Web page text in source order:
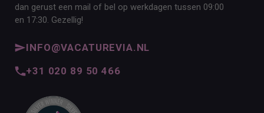
dan gerust een mail of bel op werkdagen tussen 09:00
en 17:30. Gezellig!
INFO@VACATUREVIA.NL
+31 020 89 50 466